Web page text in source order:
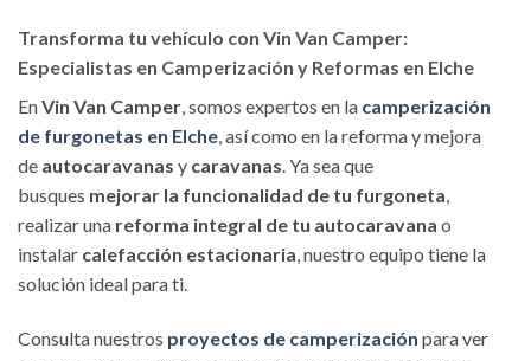
Transforma tu vehículo con Vin Van Camper:
Especialistas en Camperización y Reformas en Elche
EnVin Van Camper, somos expertos en la camperización
de furgonetas en Elche, así como en la reforma y mejora
de autocaravanas y caravanas. Ya sea que
busques mejorar la funcionalidad de tu furgoneta,
realizar una reforma integral de tu autocaravana o
instalar calefacción estacionaria, nuestro equipo tiene la
solución ideal para ti.
Consulta nuestros proyectos de camperización para ver